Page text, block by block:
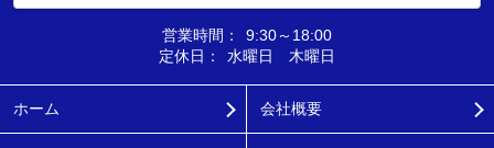
営業時間：
9:30～18:00
定休日：
水曜日 木曜日
ホーム 会社概要